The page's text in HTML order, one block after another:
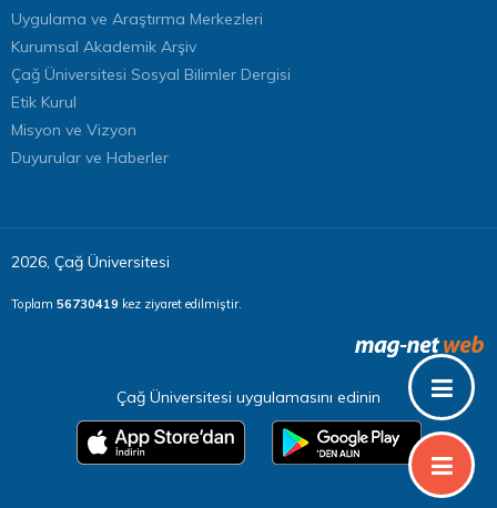
Uygulama ve Araştırma Merkezleri
Kurumsal Akademik Arşiv
Çağ Üniversitesi Sosyal Bilimler Dergisi
Etik Kurul
Misyon ve Vizyon
Duyurular ve Haberler
2026, Çağ Üniversitesi
Toplam 56730419 kez ziyaret edilmiştir.
Çağ Üniversitesi uygulamasını edinin